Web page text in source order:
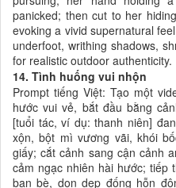
panicked; then cut to her
evoking a vivid supernatural
underfoot, writhing shadows,
for realistic outdoor authenticity.
14. Tình huống vui nhộn
Prompt tiếng Việt: Tạo một
hước vui vẻ, bắt đầu bằng
[tuổi tác, ví dụ: thanh niên]
xộn, bột mì vương vãi, khói
giấy; cắt cảnh sang cận cảnh
cảm ngạc nhiên hài hước; tiếp
bạn bè, dọn dẹp đống hỗn